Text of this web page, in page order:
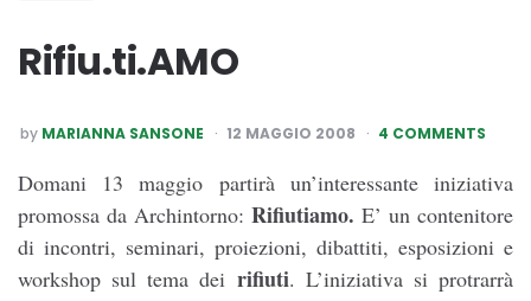
Rifiu.ti.AMO
POSTED
BY
by MARIANNA SANSONE 12 MAGGIO 2008 4 COMMENTS
Domani 13 maggio partirà un’interessante iniziativa
promossa da Archintorno: Rifiutiamo. E’ un contenitore
di incontri, seminari, proiezioni, dibattiti, esposizioni e
workshop sul tema dei rifiuti. L’iniziativa si protrarrà